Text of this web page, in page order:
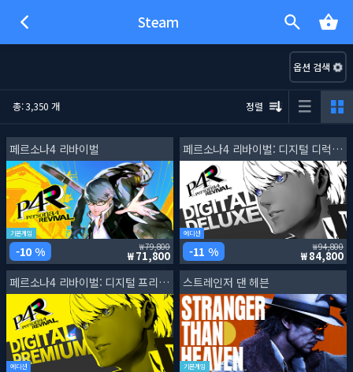
Steam
옵션 검색
총: 3,350 개 정렬
페르소나4 리바이벌
기본게임
10 % 79,800
71,800
페르소나4 리바이벌: 디지털 디럭스 에디션
에디션
11 % 94,800
84,800
페르소나4 리바이벌: 디지털 프리미엄 에디션
에디션
스트레인저 댄 헤븐
기본게임